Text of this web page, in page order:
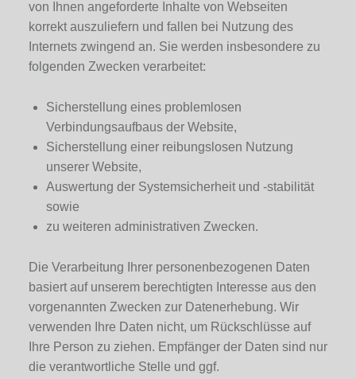
von Ihnen angeforderte Inhalte von Webseiten
korrekt auszuliefern und fallen bei Nutzung des
Internets zwingend an. Sie werden insbesondere zu
folgenden Zwecken verarbeitet:
Sicherstellung eines problemlosen
Verbindungsaufbaus der Website,
Sicherstellung einer reibungslosen Nutzung
unserer Website,
Auswertung der Systemsicherheit und -stabilität
sowie
zu weiteren administrativen Zwecken.
Die Verarbeitung Ihrer personenbezogenen Daten
basiert auf unserem berechtigten Interesse aus den
vorgenannten Zwecken zur Datenerhebung. Wir
verwenden Ihre Daten nicht, um Rückschlüsse auf
Ihre Person zu ziehen. Empfänger der Daten sind nur
die verantwortliche Stelle und ggf.